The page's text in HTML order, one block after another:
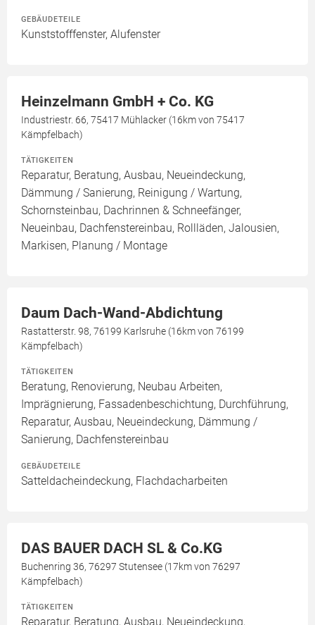
GEBÄUDETEILE
Kunststofffenster, Alufenster
Heinzelmann GmbH + Co. KG
Industriestr. 66, 75417 Mühlacker (16km von 75417
Kämpfelbach)
TÄTIGKEITEN
Reparatur, Beratung, Ausbau, Neueindeckung,
Dämmung / Sanierung, Reinigung / Wartung,
Schornsteinbau, Dachrinnen & Schneefänger,
Neueinbau, Dachfenstereinbau, Rollläden, Jalousien,
Markisen, Planung / Montage
Daum Dach-Wand-Abdichtung
Rastatterstr. 98, 76199 Karlsruhe (16km von 76199
Kämpfelbach)
TÄTIGKEITEN
Beratung, Renovierung, Neubau Arbeiten,
Imprägnierung, Fassadenbeschichtung, Durchführung,
Reparatur, Ausbau, Neueindeckung, Dämmung /
Sanierung, Dachfenstereinbau
GEBÄUDETEILE
Satteldacheindeckung, Flachdacharbeiten
DAS BAUER DACH SL & Co.KG
Buchenring 36, 76297 Stutensee (17km von 76297
Kämpfelbach)
TÄTIGKEITEN
Reparatur, Beratung, Ausbau, Neueindeckung,